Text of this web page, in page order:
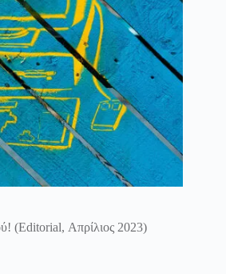
(Editorial, Απρίλιος 2023)